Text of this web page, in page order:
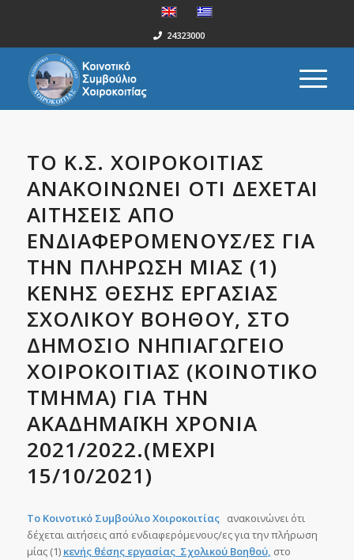
24323000
ΤO Κ.Σ. ΧΟΙΡΟΚΟΙΤΙΑΣ
ΑΝΑΚΟΙΝΩΝΕΙ ΟΤΙ ΔΕΧΕΤΑΙ
ΑΙΤΗΣΕΙΣ ΑΠΟ
ΕΝΔΙΑΦΕΡΟΜΕΝΟΥΣ/ΕΣ ΓΙΑ
ΤΗΝ ΠΛΗΡΩΣΗ ΜΙΑΣ (1)
ΚΕΝΗΣ ΘΕΣΗΣ ΕΡΓΑΣΙΑΣ
ΣΧΟΛΙΚΟΥ ΒΟΗΘΟΥ, ΣΤΟ
ΔΗΜΟΣΙΟ ΝΗΠΙΑΓΩΓΕΙΟ
ΧΟΙΡΟΚΟΙΤΙΑΣ (ΚΟΙΝΟΤΙΚΟ
ΤΜΗΜΑ) ΓΙΑ ΤΗΝ
ΑΚΑΔΗΜΑΪΚΗ ΧΡΟΝΙΑ
2021/2022.(ΜΕΧΡΙ
15/10/2021)
Τo Κοινοτικό Συμβούλιο Χοιροκοιτίας ανακοινώνει ότι
δέχεται αιτήσεις από ενδιαφερόμενους/ες για την πλήρωση
μίας (1) κενής θέσης εργασίας Σχολικού Βοηθού, στο